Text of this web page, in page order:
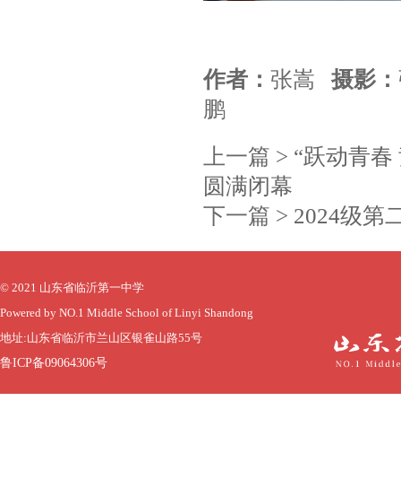
作者：张嵩摄影：
鹏
上一篇 > “跃动青
圆满闭幕
下一篇 > 2024级第
© 2021 山东省临沂第一中学
Powered by NO.1 Middle School of Linyi Shandong
地址:山东省临沂市兰山区银雀山路55号
鲁ICP备09064306号